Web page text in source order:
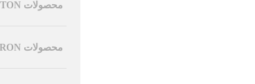
محصولات LITTON
محصولات OMRON